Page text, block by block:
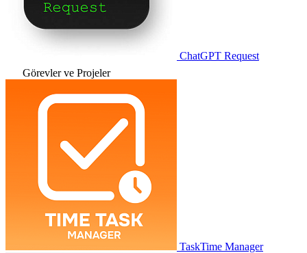
ChatGPT Request
Görevler ve Projeler
TaskTime Manager